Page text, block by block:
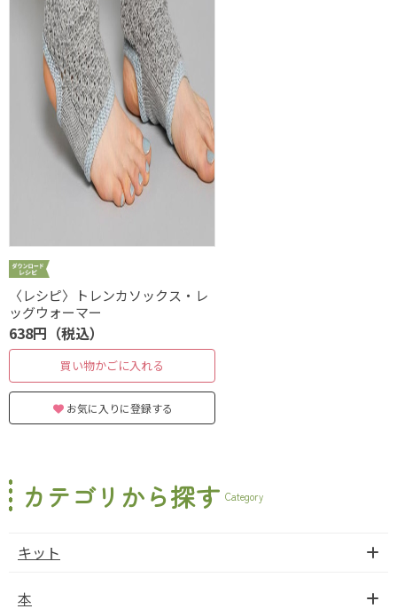
〈レシピ〉トレンカソックス・レ
ッグウォーマー
638円（税込）
買い物かごに入れる
お気に入りに登録する
カテゴリから探す Category
キット
本